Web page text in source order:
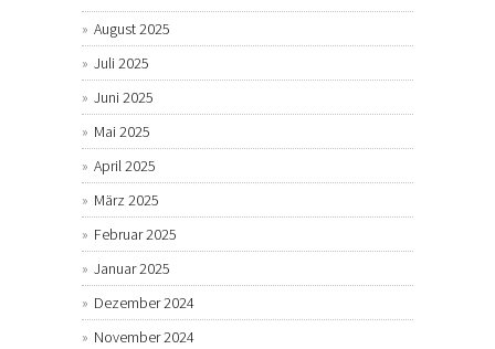
August 2025
Juli 2025
Juni 2025
Mai 2025
April 2025
März 2025
Februar 2025
Januar 2025
Dezember 2024
November 2024